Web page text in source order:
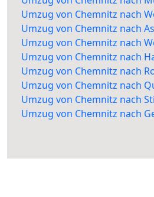
Umzug von Chemnitz nach
Umzug von Chemnitz nach
Umzug von Chemnitz nach
Umzug von Chemnitz nach
Umzug von Chemnitz nach
Umzug von Chemnitz nach
Umzug von Chemnitz nach
Umzug von Chemnitz nach